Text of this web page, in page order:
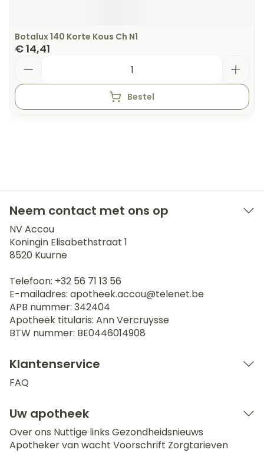
Botalux 140 Korte Kous Ch N1
€ 14,41
Bestel
Neem contact met ons op
NV Accou
Koningin Elisabethstraat 1
8520 Kuurne
Telefoon: +32 56 71 13 56
E-mailadres: apotheek.accou@telenet.be
APB nummer: 342404
Apotheek titularis: Ann Vercruysse
BTW nummer: BE0446014908
Klantenservice
FAQ
Uw apotheek
Over ons Nuttige links Gezondheidsnieuws
Apotheker van wacht Voorschrift Zorgtarieven